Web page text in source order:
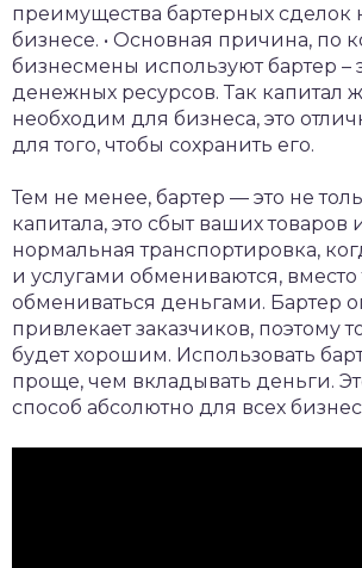
преимущества бартерных сделок
бизнесе. • Основная причина, по
бизнесмены используют бартер –
денежных ресурсов. Так капитал
необходим для бизнеса, это
для того, чтобы сохранить его.
Тем не менее, бартер — это не
капитала, это сбыт ваших товаров
нормальная транспортировка,
и услугами обмениваются, вместо
обмениваться деньгами. Бартер
привлекает заказчиков, поэтому
будет хорошим. Использовать
проще, чем вкладывать деньги.
способ абсолютно для всех